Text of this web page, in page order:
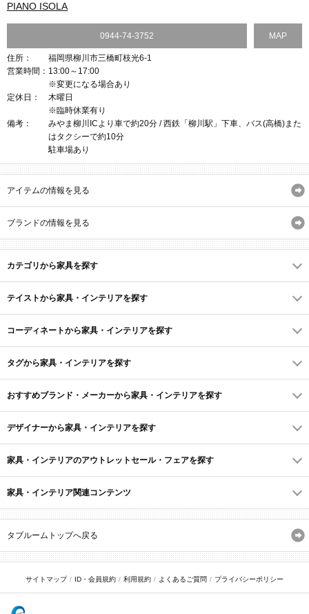
PIANO ISOLA
0944-74-3752 MAP
住所：
福岡県柳川市三橋町枝光6-1
営業時間： 13:00～17:00
※変更になる場合あり
定休日：
木曜日
※臨時休業有り
備考：
みやま柳川ICより車で約20分 / 西鉄「柳川駅」下車、バス(高橋)また
はタクシーで約10分
駐車場あり
アイテムの情報を見る
ブランドの情報を見る
カテゴリから家具を探す
テイストから家具・インテリアを探す
コーディネートから家具・インテリアを探す
タグから家具・インテリアを探す
おすすめブランド・メーカーから家具・インテリアを探す
デザイナーから家具・インテリアを探す
家具・インテリアのアウトレットセール・フェアを探す
家具・インテリア関連コンテンツ
タブルームトップへ戻る
サイトマップ ID・会員規約 利用規約 よくあるご質問 プライバシーポリシー